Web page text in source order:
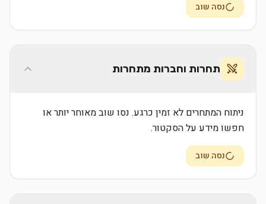
נסה שוב
תחרות וחברות מתחרות
ניתוח המתחרים לא זמין כרגע. נסו שוב מאוחר יותר או
חפשו מידע על הסקטור.
נסה שוב